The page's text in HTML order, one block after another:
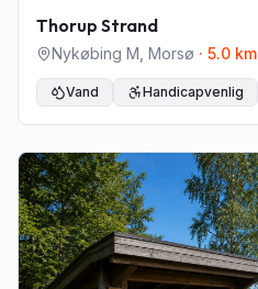
Thorup Strand
Nykøbing M Morsø · 5.0 km
Vand Handicapvenlig